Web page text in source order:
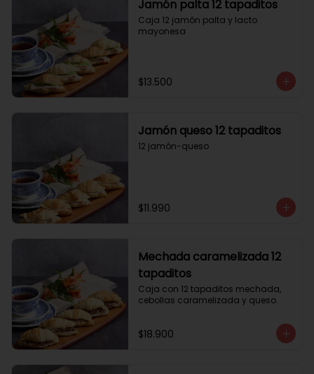
Jamón palta 12 tapaditos
Caja 12 jamón palta y lacto
mayonesa
$13.500
Jamón queso 12 tapaditos
12 jamón-queso
$11.990
Mechada caramelizada 12
tapaditos
Caja con 12 tapaditos mechada,
cebollas caramelizada y queso.
$18.900